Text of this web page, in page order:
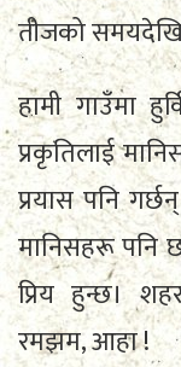
तीजको
हामी गाउँमा
प्रकृतिलाई
प्रयास पनि
मानिसहरू पनि
प्रिय हुन्छ।
रमझम, आहा !